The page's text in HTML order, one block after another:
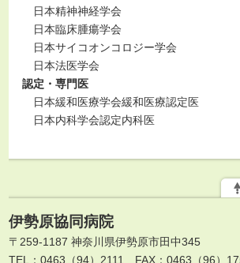
日本精神神経学会
日本臨床腫瘍学会
日本サイコオンコロジー学会
日本法医学会
認定・専門医
日本緩和医療学会緩和医療認定医
日本内科学会認定内科医
伊勢原協同病院
〒259-1187 神奈川県伊勢原市田中345
TEL：0463（94）2111
FAX：0463（96）